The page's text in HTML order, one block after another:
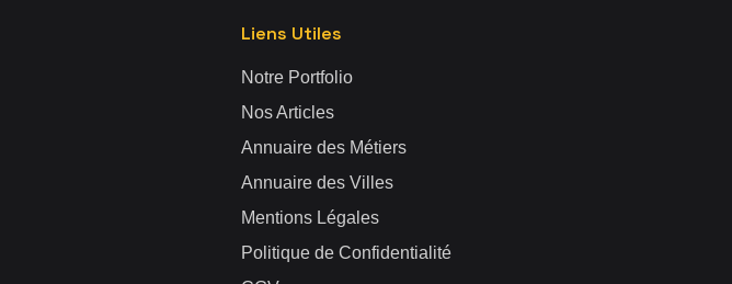
Liens Utiles
Notre Portfolio
Nos Articles
Annuaire des Métiers
Annuaire des Villes
Mentions Légales
Politique de Confidentialité